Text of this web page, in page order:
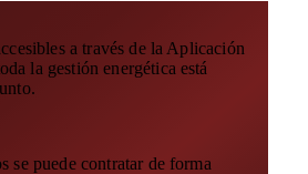
a través de la Aplicación
la gestión energética está
se puede contratar de forma